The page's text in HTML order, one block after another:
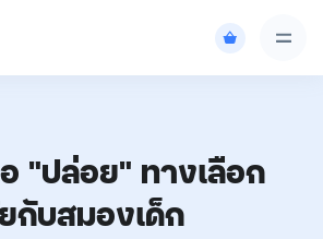
"ปล่อย" ทางเลือก
กับสมองเด็ก